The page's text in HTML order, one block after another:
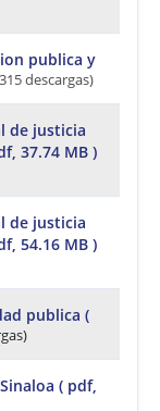
publica y
descargas)
de justicia
37.74 MB )
de justicia
54.16 MB )
publica (
( pdf,